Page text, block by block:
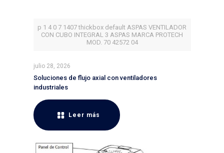
p 1 4 0 7 1407 thickbox default ASPAS VENTILADOR
CON CUBO INTEGRAL 3 ASPAS MARCA PROTECH
MOD. 70 42572 04
julio 28, 2026
Soluciones de flujo axial con ventiladores
industriales
Leer más